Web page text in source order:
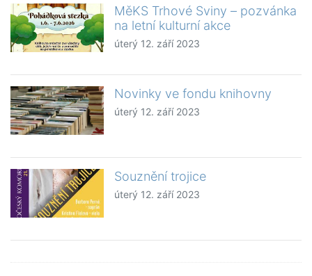
MěKS Trhové Sviny – pozvánka
na letní kulturní akce
úterý 12. září 2023
Novinky ve fondu knihovny
úterý 12. září 2023
Souznění trojice
úterý 12. září 2023